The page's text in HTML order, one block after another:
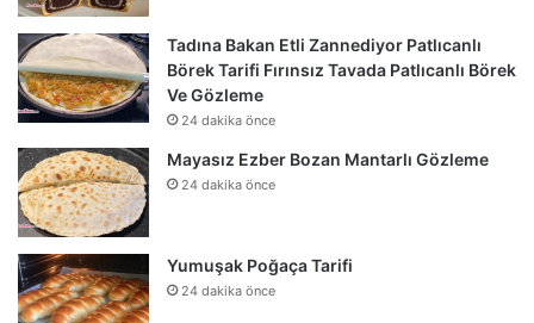
Tadına Bakan Etli Zannediyor Patlıcanlı
Börek Tarifi Fırınsız Tavada Patlıcanlı Börek
Ve Gözleme
24 dakika önce
Mayasız Ezber Bozan Mantarlı Gözleme
24 dakika önce
Yumuşak Poğaça Tarifi
24 dakika önce